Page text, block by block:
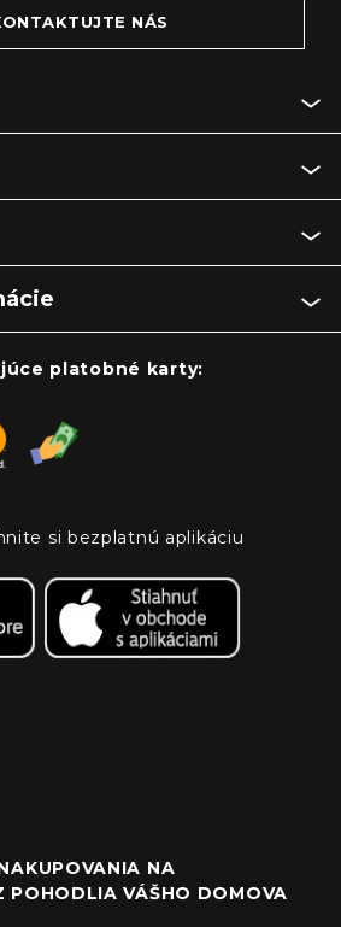
NÁS
platobné karty:
si bezplatnú aplikáciu
NA
POHODLIA VÁŠHO DOMOVA